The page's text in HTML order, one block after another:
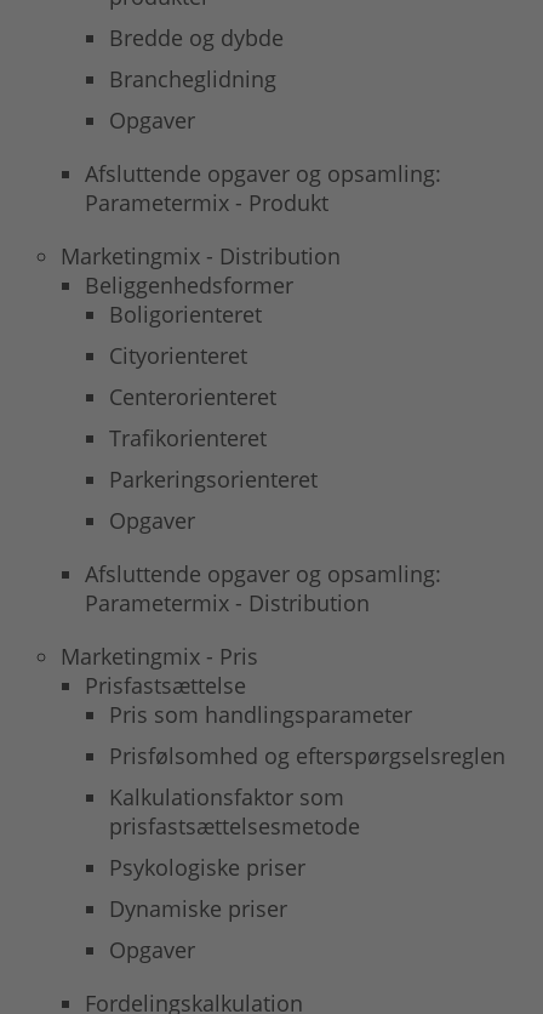
Bredde og dybde
Brancheglidning
Opgaver
Afsluttende opgaver og opsamling:
Parametermix - Produkt
Marketingmix - Distribution
Beliggenhedsformer
Boligorienteret
Cityorienteret
Centerorienteret
Trafikorienteret
Parkeringsorienteret
Opgaver
Afsluttende opgaver og opsamling:
Parametermix - Distribution
Marketingmix - Pris
Prisfastsættelse
Pris som handlingsparameter
Prisfølsomhed og efterspørgselsreglen
Kalkulationsfaktor som
prisfastsættelsesmetode
Psykologiske priser
Dynamiske priser
Opgaver
Fordelingskalkulation